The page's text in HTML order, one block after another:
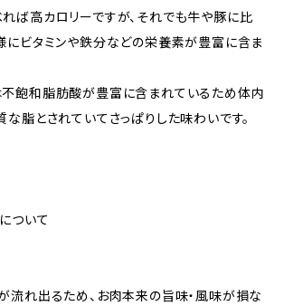
ば高カロリーですが、それでも牛や豚に比
にビタミンや鉄分などの栄養素が豊富に含ま
飽和脂肪酸が豊富に含まれているため体内
な脂とされていてさっぱりした味わいです。
ついて
流れ出るため、お肉本来の旨味・風味が損な